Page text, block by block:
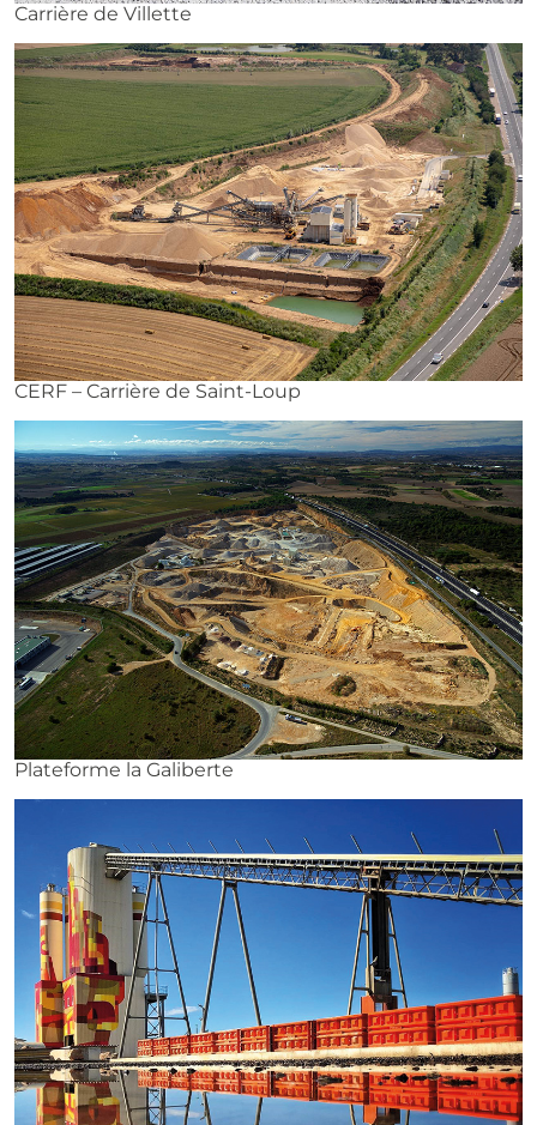
Carrière de Villette
CERF – Carrière de Saint-Loup
Plateforme la Galiberte